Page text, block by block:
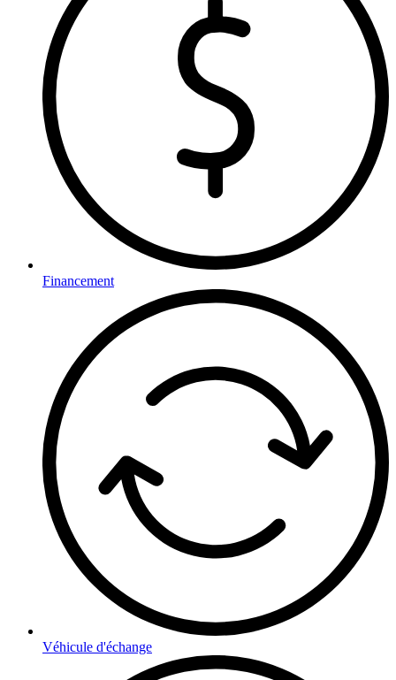
Financement
Véhicule d'échange